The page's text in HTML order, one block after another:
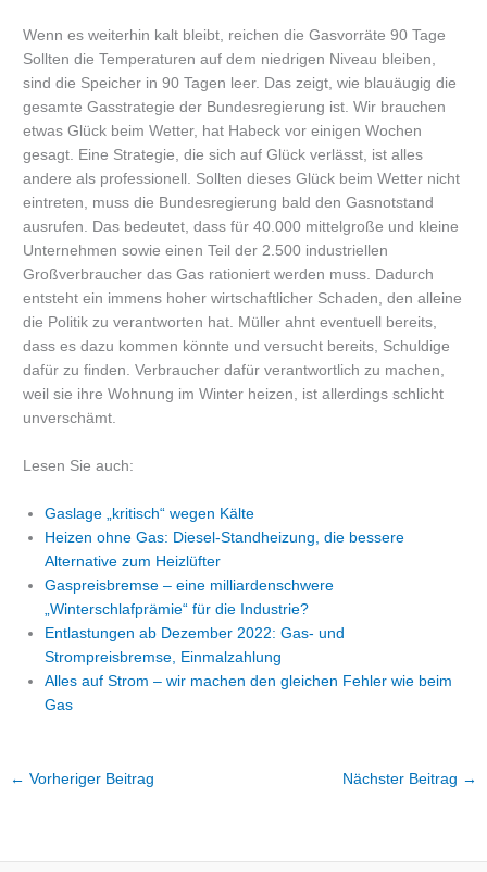
Wenn es weiterhin kalt bleibt, reichen die Gasvorräte 90 Tage
Sollten die Temperaturen auf dem niedrigen Niveau bleiben,
sind die Speicher in 90 Tagen leer. Das zeigt, wie blauäugig die
gesamte Gasstrategie der Bundesregierung ist. Wir brauchen
etwas Glück beim Wetter, hat Habeck vor einigen Wochen
gesagt. Eine Strategie, die sich auf Glück verlässt, ist alles
andere als professionell. Sollten dieses Glück beim Wetter nicht
eintreten, muss die Bundesregierung bald den Gasnotstand
ausrufen. Das bedeutet, dass für 40.000 mittelgroße und kleine
Unternehmen sowie einen Teil der 2.500 industriellen
Großverbraucher das Gas rationiert werden muss. Dadurch
entsteht ein immens hoher wirtschaftlicher Schaden, den alleine
die Politik zu verantworten hat. Müller ahnt eventuell bereits,
dass es dazu kommen könnte und versucht bereits, Schuldige
dafür zu finden. Verbraucher dafür verantwortlich zu machen,
weil sie ihre Wohnung im Winter heizen, ist allerdings schlicht
unverschämt.
Lesen Sie auch:
Gaslage „kritisch“ wegen Kälte
Heizen ohne Gas: Diesel-Standheizung, die bessere
Alternative zum Heizlüfter
Gaspreisbremse – eine milliardenschwere
„Winterschlafprämie“ für die Industrie?
Entlastungen ab Dezember 2022: Gas- und
Strompreisbremse, Einmalzahlung
Alles auf Strom – wir machen den gleichen Fehler wie beim
Gas
← Vorheriger Beitrag Nächster Beitrag →